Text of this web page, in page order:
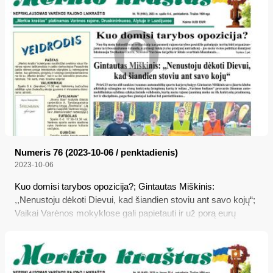
Numeris 76 (2023-10-06 / penktadienis)
2023-10-06
Kuo domisi tarybos opozicija?; Gintautas Miškinis:
,,Nenustoju dėkoti Dievui, kad šiandien stoviu ant savo kojų“;
Vaikai Varėnos mokyklose gali papietauti ir už porą eurų